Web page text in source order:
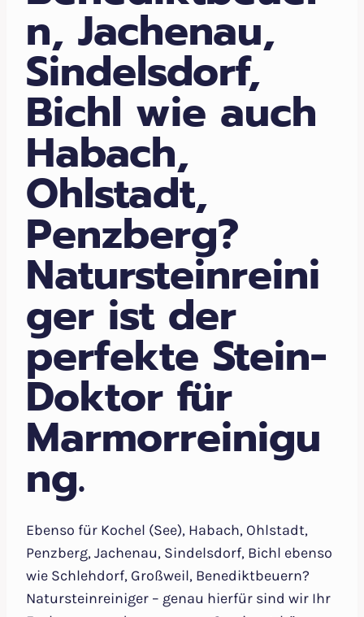
n, Jachenau,
Sindelsdorf,
Bichl wie auch
Habach,
Ohlstadt,
Penzberg?
Natursteinreini
ger ist der
perfekte Stein-
Doktor für
Marmorreinigu
ng.
Ebenso für Kochel (See), Habach, Ohlstadt,
Penzberg, Jachenau, Sindelsdorf, Bichl ebenso
wie Schlehdorf, Großweil, Benediktbeuern?
Natursteinreiniger – genau hierfür sind wir Ihr